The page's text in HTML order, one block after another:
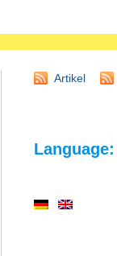
Artikel
Language: